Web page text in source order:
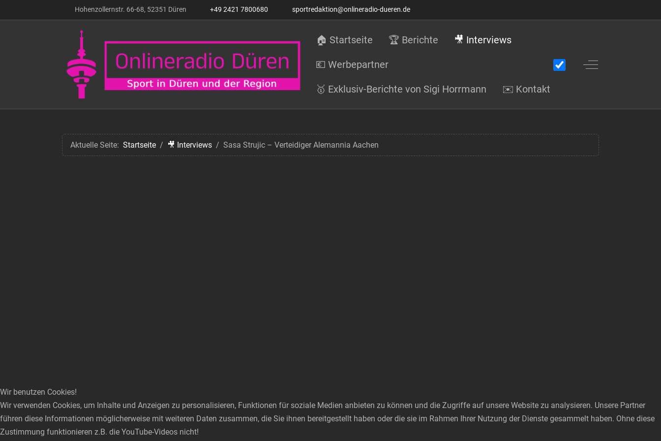
Hohenzollernstr. 66-68, 52351 Düren +49 2421 7800680 sportredaktion@onlineradio-dueren.de
🏠 Startseite 🏆 Berichte 🎥 Interviews
💶 Werbepartner
🥇 Exklusiv-Berichte von Sigi Horrmann ✉️ Kontakt
Off-Canvas Toggle
Aktuelle Seite: Startseite 🎥 Interviews Sasa Strujic – Verteidiger Alemannia Aachen
Wir benutzen Cookies!
Wir verwenden Cookies, um Inhalte und Anzeigen zu personalisieren, Funktionen für soziale Medien anbieten zu können und die Zugriffe auf unsere Website zu analysieren. Unsere Partner
führen diese Informationen möglicherweise mit weiteren Daten zusammen, die Sie ihnen bereitgestellt haben oder die sie im Rahmen Ihrer Nutzung der Dienste gesammelt haben. Ohne diese
Zustimmung funktionieren z.B. die YouTube-Videos nicht!